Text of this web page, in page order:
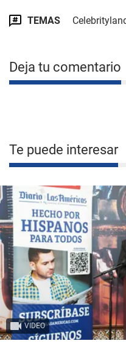
TEMAS
Deja tu comentario
Te puede interesar
VIDEO